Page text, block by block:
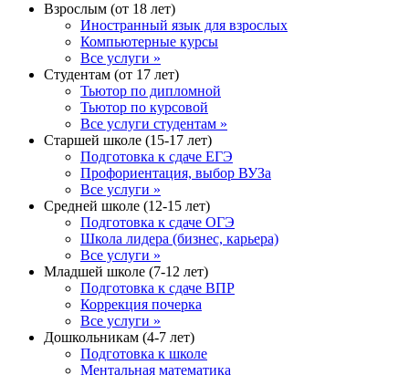
Взрослым (от 18 лет)
Иностранный язык для взрослых
Компьютерные курсы
Все услуги »
Студентам (от 17 лет)
Тьютор по дипломной
Тьютор по курсовой
Все услуги студентам »
Старшей школе (15-17 лет)
Подготовка к сдаче ЕГЭ
Профориентация, выбор ВУЗа
Все услуги »
Средней школе (12-15 лет)
Подготовка к сдаче ОГЭ
Школа лидера (бизнес, карьера)
Все услуги »
Младшей школе (7-12 лет)
Подготовка к сдаче ВПР
Коррекция почерка
Все услуги »
Дошкольникам (4-7 лет)
Подготовка к школе
Ментальная математика